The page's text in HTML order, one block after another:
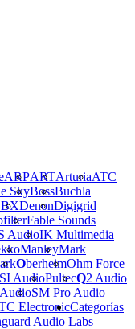
ARPARTArturiaATC
SkyBossBuchla
DenonDigigrid
Fable Sounds
AudioIK Multimedia
ManleyMark
OberheimOhm Force
AudioPultecQ2 Audio
SM Pro Audio
Electronic
Audio Labs
Categorías